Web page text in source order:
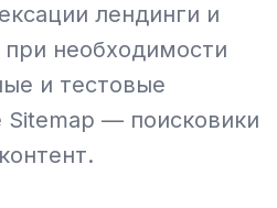
лендинги и
необходимости
и тестовые
Sitemap — поисковики